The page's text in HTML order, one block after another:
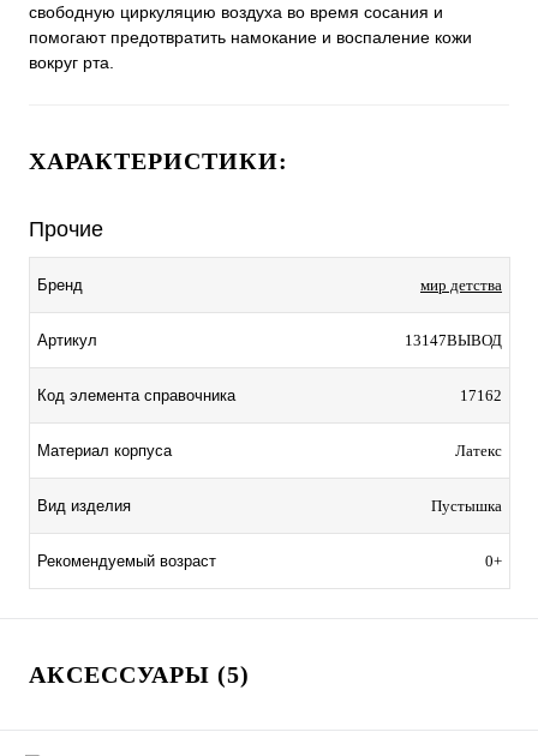
свободную циркуляцию воздуха во время сосания и
помогают предотвратить намокание и воспаление кожи
вокруг рта.
ХАРАКТЕРИСТИКИ:
Прочие
Бренд мир детства
Артикул 13147ВЫВОД
Код элемента справочника 17162
Материал корпуса Латекс
Вид изделия Пустышка
Рекомендуемый возраст 0+
АКСЕССУАРЫ (5)